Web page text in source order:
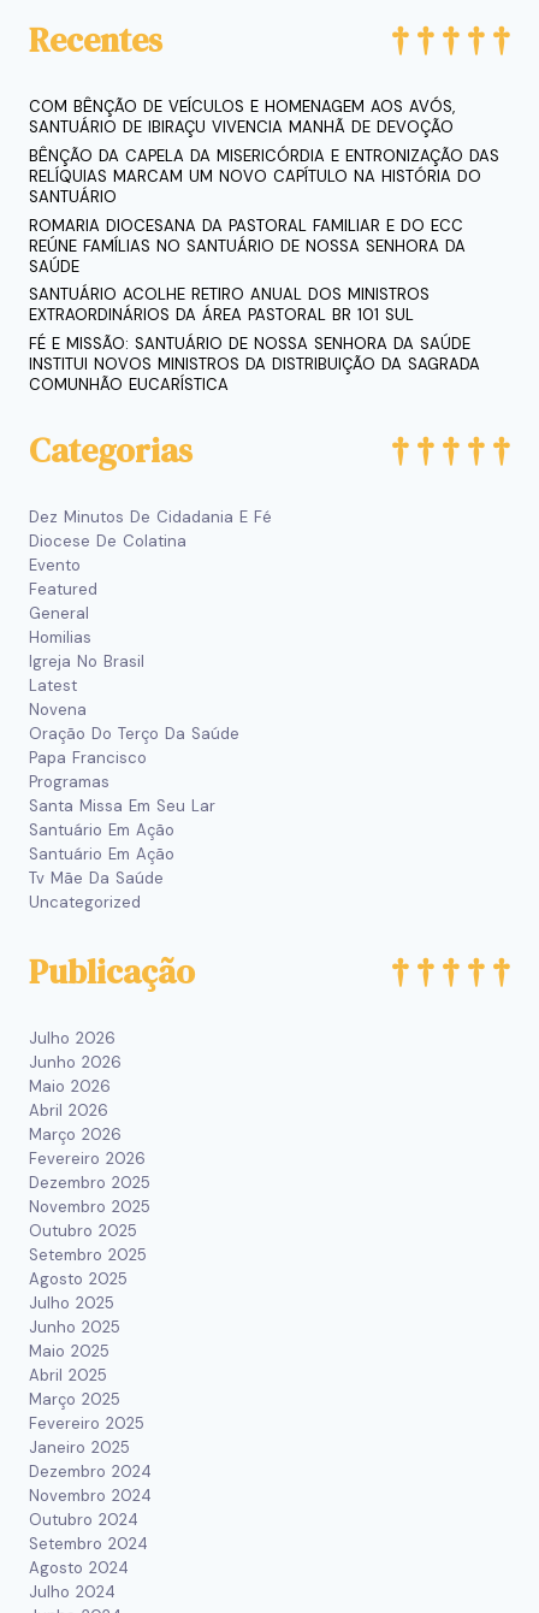
Recentes
COM BÊNÇÃO DE VEÍCULOS E HOMENAGEM AOS AVÓS,
SANTUÁRIO DE IBIRAÇU VIVENCIA MANHÃ DE DEVOÇÃO
BÊNÇÃO DA CAPELA DA MISERICÓRDIA E ENTRONIZAÇÃO DAS
RELÍQUIAS MARCAM UM NOVO CAPÍTULO NA HISTÓRIA DO
SANTUÁRIO
ROMARIA DIOCESANA DA PASTORAL FAMILIAR E DO ECC
REÚNE FAMÍLIAS NO SANTUÁRIO DE NOSSA SENHORA DA
SAÚDE
SANTUÁRIO ACOLHE RETIRO ANUAL DOS MINISTROS
EXTRAORDINÁRIOS DA ÁREA PASTORAL BR 101 SUL
FÉ E MISSÃO: SANTUÁRIO DE NOSSA SENHORA DA SAÚDE
INSTITUI NOVOS MINISTROS DA DISTRIBUIÇÃO DA SAGRADA
COMUNHÃO EUCARÍSTICA
Categorias
Dez Minutos De Cidadania E Fé
Diocese De Colatina
Evento
Featured
General
Homilias
Igreja No Brasil
Latest
Novena
Oração Do Terço Da Saúde
Papa Francisco
Programas
Santa Missa Em Seu Lar
Santuário Em Ação
Santuário Em Ação
Tv Mãe Da Saúde
Uncategorized
Publicação
Julho 2026
Junho 2026
Maio 2026
Abril 2026
Março 2026
Fevereiro 2026
Dezembro 2025
Novembro 2025
Outubro 2025
Setembro 2025
Agosto 2025
Julho 2025
Junho 2025
Maio 2025
Abril 2025
Março 2025
Fevereiro 2025
Janeiro 2025
Dezembro 2024
Novembro 2024
Outubro 2024
Setembro 2024
Agosto 2024
Julho 2024